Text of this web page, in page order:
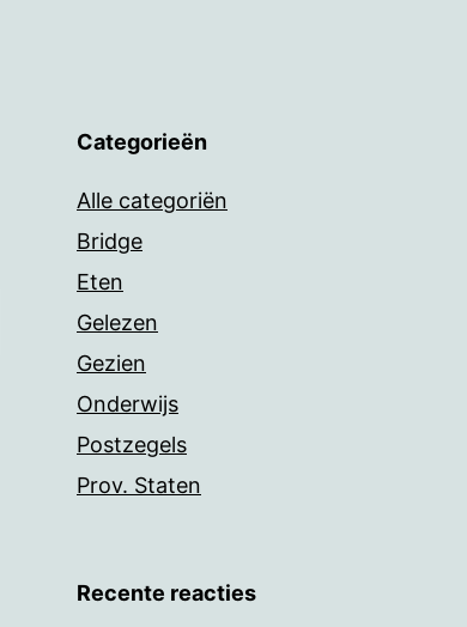
Categorieën
Alle categoriën
Bridge
Eten
Gelezen
Gezien
Onderwijs
Postzegels
Prov. Staten
Recente reacties